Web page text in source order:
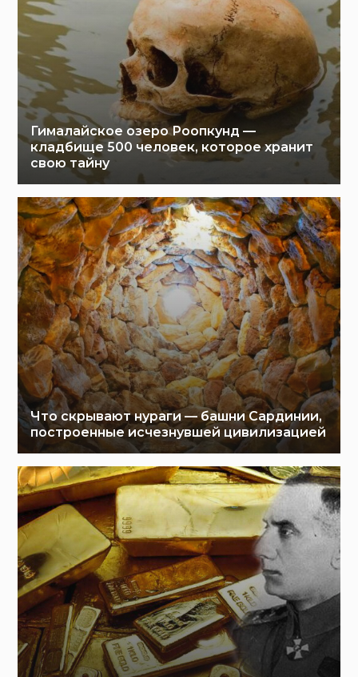
Гималайское озеро Роопкунд —
кладбище 500 человек, которое хранит
свою тайну
Что скрывают нураги — башни Сардинии,
построенные исчезнувшей цивилизацией